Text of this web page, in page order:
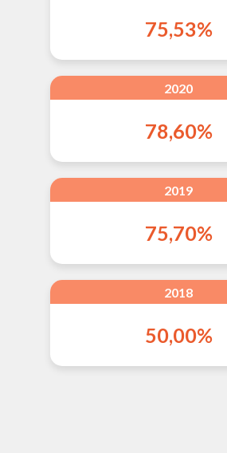
75,53%
2020
78,60%
2019
75,70%
2018
50,00%